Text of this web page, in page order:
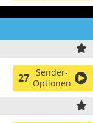
27 Sender-
Optionen